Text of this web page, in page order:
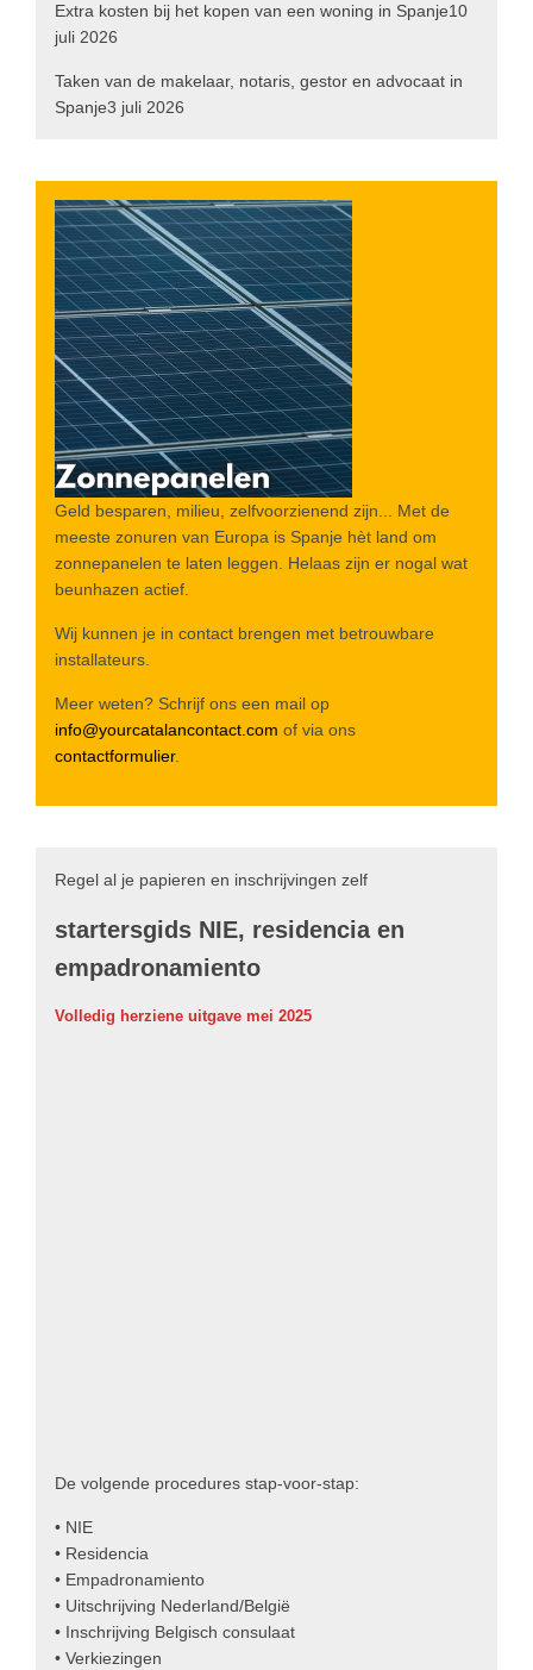
Extra kosten bij het kopen van een woning in Spanje10
juli 2026
Taken van de makelaar, notaris, gestor en advocaat in
Spanje3 juli 2026
Geld besparen, milieu, zelfvoorzienend zijn... Met de
meeste zonuren van Europa is Spanje hèt land om
zonnepanelen te laten leggen. Helaas zijn er nogal wat
beunhazen actief.
Wij kunnen je in contact brengen met betrouwbare
installateurs.
Meer weten? Schrijf ons een mail op
info@yourcatalancontact.com of via ons
contactformulier.
Regel al je papieren en inschrijvingen zelf
startersgids NIE, residencia en
empadronamiento
Volledig herziene uitgave mei 2025
De volgende procedures stap-voor-stap:
• NIE
• Residencia
• Empadronamiento
• Uitschrijving Nederland/België
• Inschrijving Belgisch consulaat
• Verkiezingen